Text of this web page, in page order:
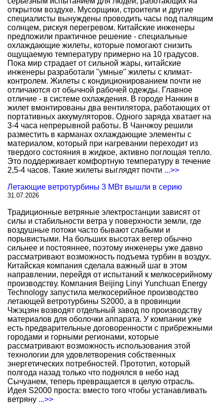
открытом воздухе. Мусорщики, строители и другие
специалисты вынуждены проводить часы под палящим
солнцем, рискуя перегревом. Китайские инженеры
предложили практичное решение - специальные
охлаждающие жилеты, которые помогают снизить
ощущаемую температуру примерно на 10 градусов.
Пока мир страдает от сильной жары, китайские
инженеры разработали "умные" жилеты с климат-
контролем. Жилеты с кондиционированием почти не
отличаются от обычной рабочей одежды. Главное
отличие - в системе охлаждения. В городе Нанкин в
жилет вмонтированы два вентилятора, работающих от
портативных аккумуляторов. Одного заряда хватает на
3-4 часа непрерывной работы. В Чанчжоу решили
разместить в карманах охлаждающие элементы с
материалом, который при нагревании переходит из
твердого состояния в жидкое, активно поглощая тепло.
Это поддерживает комфортную температуру в течение
2,5-4 часов. Такие жилеты выглядят почти ...>>
Летающие ветротурбины 3 МВт вышли в серию
31.07.2026
Традиционные ветряные электростанции зависят от
силы и стабильности ветра у поверхности земли, где
воздушные потоки часто бывают слабыми и
порывистыми. На больших высотах ветер обычно
сильнее и постояннее, поэтому инженеры уже давно
рассматривают возможность подъема турбин в воздух.
Китайская компания сделала важный шаг в этом
направлении, перейдя от испытаний к мелкосерийному
производству. Компания Beijing Linyi Yunchuan Energy
Technology запустила мелкосерийное производство
летающей ветротурбины S2000, а в провинции
Чжэцзян возводят отдельный завод по производству
материалов для оболочки аппарата. У компании уже
есть предварительные договоренности с прибрежными
городами и горными регионами, которые
рассматривают возможность использования этой
технологии для удовлетворения собственных
энергетических потребностей. Прототип, который
полгода назад только что поднялся в небо над
Сычуанем, теперь превращается в целую отрасль.
Идея S2000 проста: вместо того чтобы устанавливать
ветряну ...>>